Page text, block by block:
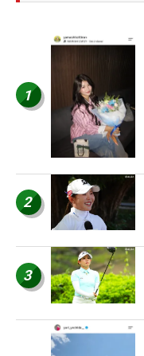
1
2
3